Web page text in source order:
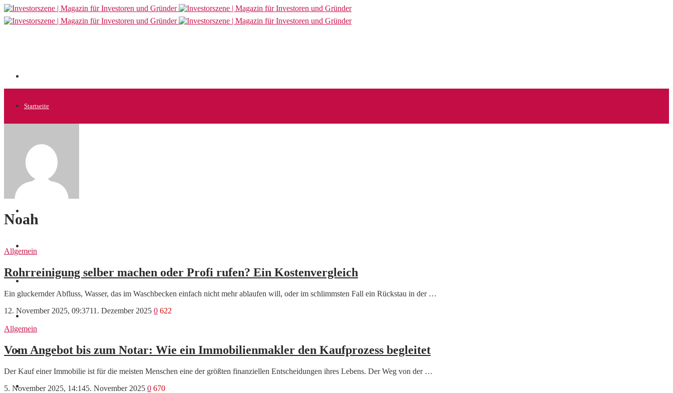
Startseite
Startups
Videos
Weitere
Noah
Allgemein
Rohrreinigung selber machen oder Profi rufen? Ein Kostenvergleich
Ein gluckernder Abfluss, Wasser, das im Waschbecken einfach nicht mehr ablaufen will, oder im schlimmsten Fall ein Rückstau in der …
12. November 2025, 09:3711. Dezember 2025 0 622
Allgemein
Vom Angebot bis zum Notar: Wie ein Immobilienmakler den Kaufprozess begleitet
Der Kauf einer Immobilie ist für die meisten Menschen eine der größten finanziellen Entscheidungen ihres Lebens. Der Weg von der …
5. November 2025, 14:145. November 2025 0 670